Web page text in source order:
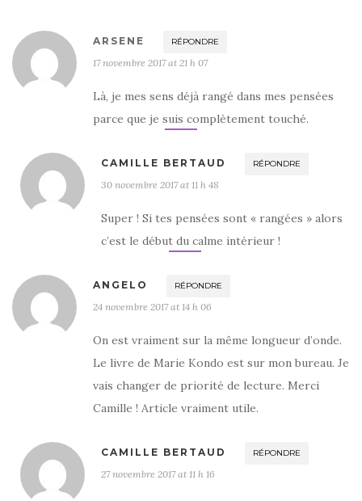
ARSENE RÉPONDRE
17 novembre 2017 at 21 h 07
Là, je mes sens déjà rangé dans mes pensées
parce que je suis complètement touché.
CAMILLE BERTAUD RÉPONDRE
30 novembre 2017 at 11 h 48
Super ! Si tes pensées sont « rangées » alors
c’est le début du calme intérieur !
ANGELO RÉPONDRE
24 novembre 2017 at 14 h 06
On est vraiment sur la même longueur d’onde.
Le livre de Marie Kondo est sur mon bureau. Je
vais changer de priorité de lecture. Merci
Camille ! Article vraiment utile.
CAMILLE BERTAUD RÉPONDRE
27 novembre 2017 at 11 h 16